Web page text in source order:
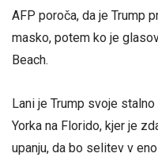
AFP poroča, da je Trump
masko, potem ko je
Beach.
Lani je Trump svoje
Yorka na Florido, kjer je
upanju, da bo selitev v